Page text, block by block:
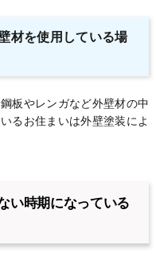
材を使用している場
板やレンガなど外壁材の中
るお住まいは外壁塗装によ
い時期になっている